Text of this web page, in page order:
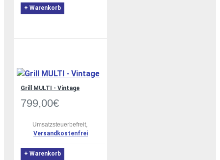
+ Warenkorb
Grill MULTI - Vintage
799,00€
Umsatzsteuerbefreit,
Versandkostenfrei
+ Warenkorb